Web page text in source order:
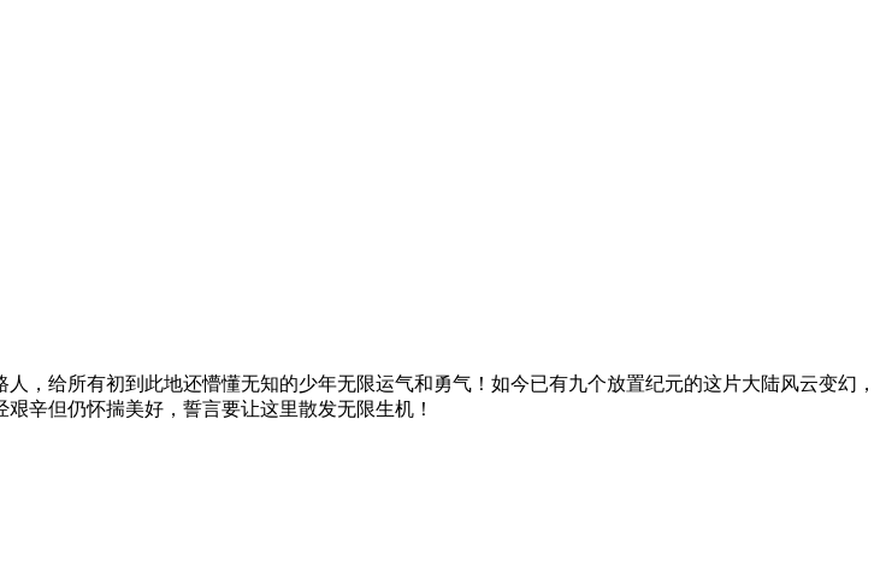
，给所有初到此地还懵懂无知的少年无限运气和勇气！如今已有九个放置纪元的这片大陆风云变幻，
辛但仍怀揣美好，誓言要让这里散发无限生机！